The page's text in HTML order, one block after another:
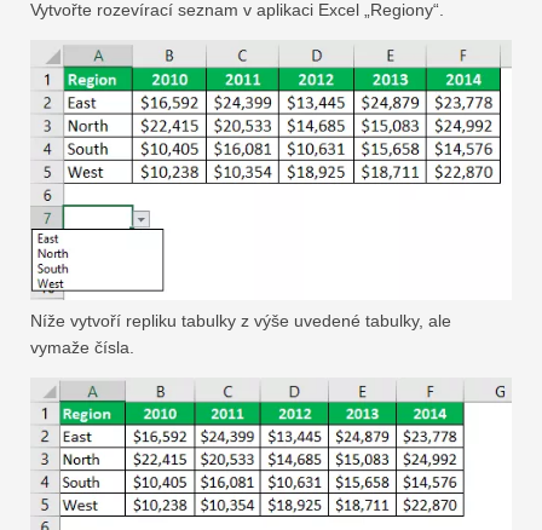
Vytvořte rozevírací seznam v aplikaci Excel „Regiony“.
Níže vytvoří repliku tabulky z výše uvedené tabulky, ale
vymaže čísla.